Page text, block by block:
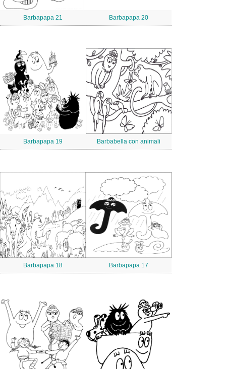
Barbapapa 21 Barbapapa 20
Barbapapa 19 Barbabella con animali
Barbapapa 18 Barbapapa 17